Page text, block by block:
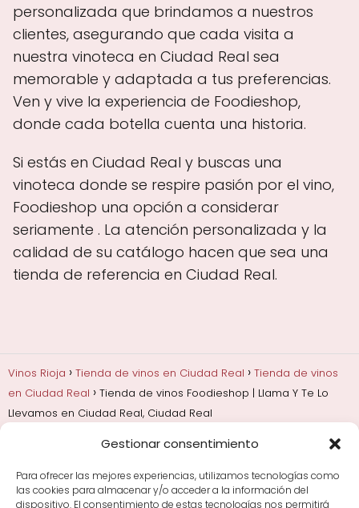
Gestionar consentimiento
Para ofrecer las mejores experiencias, utilizamos tecnologías como
las cookies para almacenar y/o acceder a la información del
dispositivo. El consentimiento de estas tecnologías nos permitirá
personalizada que brindamos a nuestros
clientes, asegurando que cada visita a
nuestra vinoteca en Ciudad Real sea
memorable y adaptada a tus preferencias.
Ven y vive la experiencia de Foodieshop,
donde cada botella cuenta una historia.
Si estás en Ciudad Real y buscas una
vinoteca donde se respire pasión por el vino,
Foodieshop una opción a considerar
seriamente . La atención personalizada y la
calidad de su catálogo hacen que sea una
tienda de referencia en Ciudad Real.
Vinos Rioja Tienda de vinos en Ciudad Real
Tienda de vinos
en Ciudad Real
Tienda de vinos Foodieshop | Llama Y Te Lo
Llevamos en Ciudad Real, Ciudad Real
Añadas, crianza y guarda
Bodegas y marcas de
Comprar vino
Rioja y guías de regalo
Cultura del vino y
curiosidades
Enoturismo en Rioja